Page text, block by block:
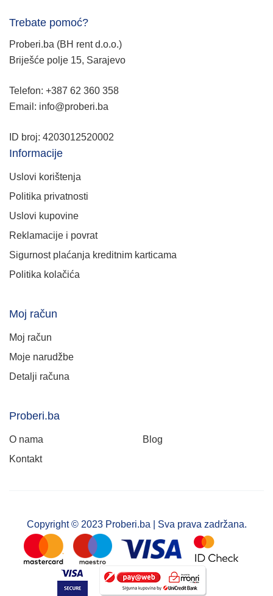
Trebate pomoć?
Proberi.ba (BH rent d.o.o.)
Briješće polje 15, Sarajevo
Telefon: +387 62 360 358
Email: info@proberi.ba
ID broj: 4203012520002
Informacije
Uslovi korištenja
Politika privatnosti
Uslovi kupovine
Reklamacije i povrat
Sigurnost plaćanja kreditnim karticama
Politika kolačića
Moj račun
Moj račun
Moje narudžbe
Detalji računa
Proberi.ba
O nama
Blog
Kontakt
Copyright © 2023 Proberi.ba | Sva prava zadržana.